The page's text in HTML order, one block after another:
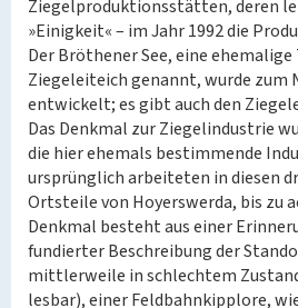
Ziegelproduktionsstätten, deren
»Einigkeit« – im Jahr 1992 die
Der Bröthener See, eine
Ziegeleiteich genannt, wurde zum
entwickelt; es gibt auch den
Das Denkmal zur Ziegelindustrie
die hier ehemals bestimmende
ursprünglich arbeiteten in diesen
Ortsteile von Hoyerswerda, bis zu
Denkmal besteht aus einer
fundierter Beschreibung der
mittlerweile in schlechtem
lesbar), einer Feldbahnkipplore,